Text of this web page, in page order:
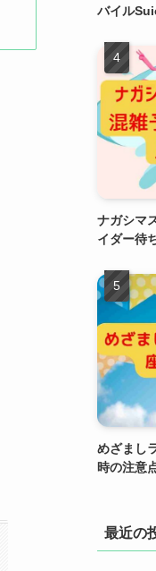
バイル
ナガシマ
イダー待
めざまし
時の注意
最近の